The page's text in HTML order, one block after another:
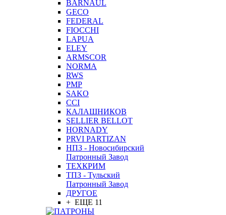
BARNAUL
GEСO
FEDERAL
FIOCCHI
LAPUA
ELEY
ARMSCOR
NORMA
RWS
PMP
SAKO
CCI
КАЛАШНИКОВ
SELLIER BELLOT
HORNADY
PRVI PARTIZAN
НПЗ - Новосибирский
Патронный Завод
ТЕХКРИМ
ТПЗ - Тульский
Патронный Завод
ДРУГОЕ
+ ЕЩЕ 11